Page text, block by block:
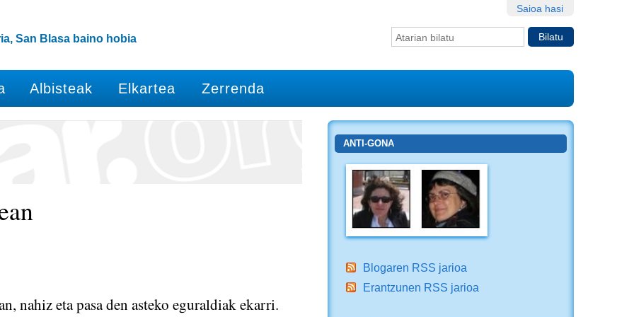
Saioa hasi
Bilatu atarian
San Blasa baino hobia
Albisteak Elkartea Zerrenda
nahiz eta pasa den asteko eguraldiak ekarri.
ANTI-GONA
Blogaren RSS jarioa
Erantzunen RSS jarioa